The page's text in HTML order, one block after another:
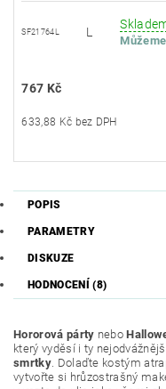
SF21764L L
767 Kč
633,88 Kč bez DPH
POPIS
PARAMETRY
DISKUZE
HODNOCENÍ (8)
Hororová párty nebo
který vyděsí i ty
smrtky. Dolaďte kostým
vytvořte si hrůzostrašný